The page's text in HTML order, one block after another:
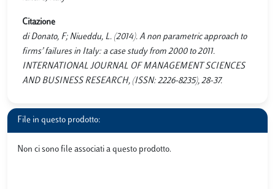
Citazione
di Donato, F; Niueddu, L. (2014). A non parametric approach to
firms’ failures in Italy: a case study from 2000 to 2011.
INTERNATIONAL JOURNAL OF MANAGEMENT SCIENCES
AND BUSINESS RESEARCH, (ISSN: 2226-8235), 28-37.
File in questo prodotto:
Non ci sono file associati a questo prodotto.